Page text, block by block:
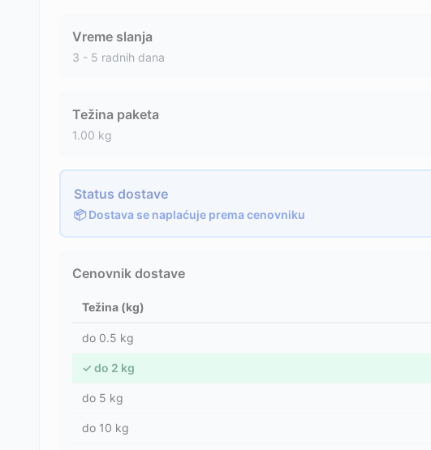
Vreme slanja
3 - 5 radnih dana
Težina paketa
1.00 kg
Status dostave
📦 Dostava se naplaćuje prema cenovniku
Cenovnik dostave
Težina (kg)
do 0.5 kg
✓ do 2 kg
do 5 kg
do 10 kg